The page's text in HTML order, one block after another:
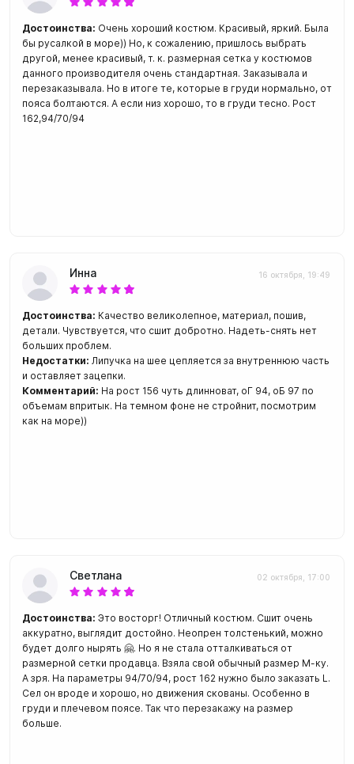
Достоинства: Очень хороший костюм. Красивый, яркий. Была
бы русалкой в море)) Но, к сожалению, пришлось выбрать
другой, менее красивый, т. к. размерная сетка у костюмов
данного производителя очень стандартная. Заказывала и
перезаказывала. Но в итоге те, которые в груди нормально, от
пояса болтаются. А если низ хорошо, то в груди тесно. Рост
162,94/70/94
Инна 16 октября, 19:49
Достоинства: Качество великолепное, материал, пошив,
детали. Чувствуется, что сшит добротно. Надеть-снять нет
больших проблем.
Недостатки: Липучка на шее цепляется за внутреннюю часть
и оставляет зацепки.
Комментарий: На рост 156 чуть длинноват, оГ 94, оБ 97 по
объемам впритык. На темном фоне не стройнит, посмотрим
как на море))
Светлана 02 октября, 17:00
Достоинства: Это восторг! Отличный костюм. Сшит очень
аккуратно, выглядит достойно. Неопрен толстенький, можно
будет долго нырять 🤗. Но я не стала отталкиваться от
размерной сетки продавца. Взяла свой обычный размер М-ку.
А зря. На параметры 94/70/94, рост 162 нужно было заказать L.
Сел он вроде и хорошо, но движения скованы. Особенно в
груди и плечевом поясе. Так что перезакажу на размер
больше.